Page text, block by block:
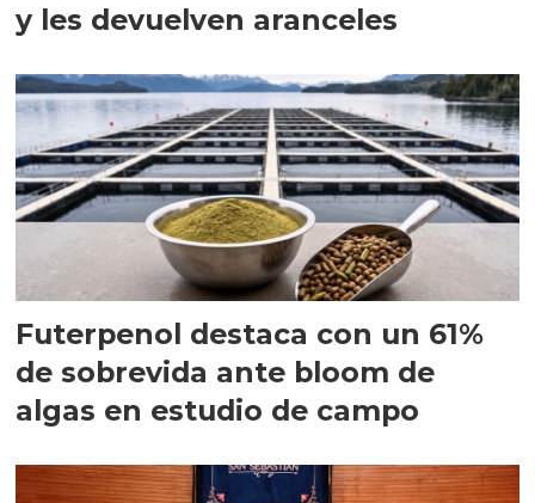
y les devuelven aranceles
Futerpenol destaca con un 61%
de sobrevida ante bloom de
algas en estudio de campo